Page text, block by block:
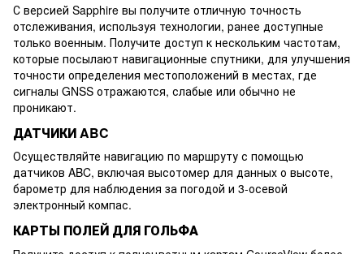
С версией Sapphire вы получите отличную точность
отслеживания, используя технологии, ранее доступные
только военным. Получите доступ к нескольким частотам,
которые посылают навигационные спутники, для улучшения
точности определения местоположений в местах, где
сигналы GNSS отражаются, слабые или обычно не
проникают.
ДАТЧИКИ ABC
Осуществляйте навигацию по маршруту с помощью
датчиков ABC, включая высотомер для данных о высоте,
барометр для наблюдения за погодой и 3-осевой
электронный компас.
КАРТЫ ПОЛЕЙ ДЛЯ ГОЛЬФА